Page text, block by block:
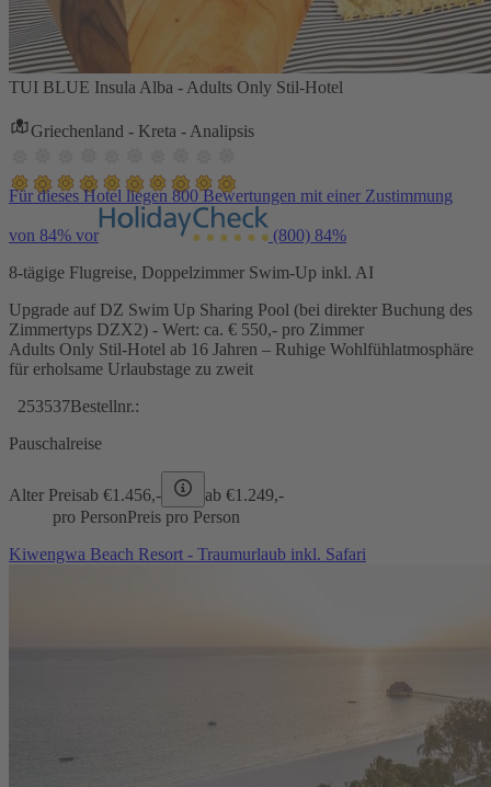
TUI BLUE Insula Alba - Adults Only Stil-Hotel
Griechenland - Kreta - Analipsis
Für dieses Hotel liegen 800 Bewertungen mit einer Zustimmung
von 84% vor (800) 84%
8-tägige Flugreise, Doppelzimmer Swim-Up inkl. AI
Upgrade auf DZ Swim Up Sharing Pool (bei direkter Buchung des
Zimmertyps DZX2) - Wert: ca. € 550,- pro Zimmer
Adults Only Stil-Hotel ab 16 Jahren – Ruhige Wohlfühlatmosphäre
für erholsame Urlaubstage zu zweit
253537Bestellnr.:
Pauschalreise
Alter Preisab €1.456,- ab €1.249,-
pro PersonPreis pro Person
Kiwengwa Beach Resort - Traumurlaub inkl. Safari